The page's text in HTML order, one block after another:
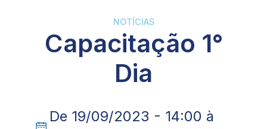
NOTÍCIAS
Capacitação 1°
Dia
De 19/09/2023 - 14:00 à